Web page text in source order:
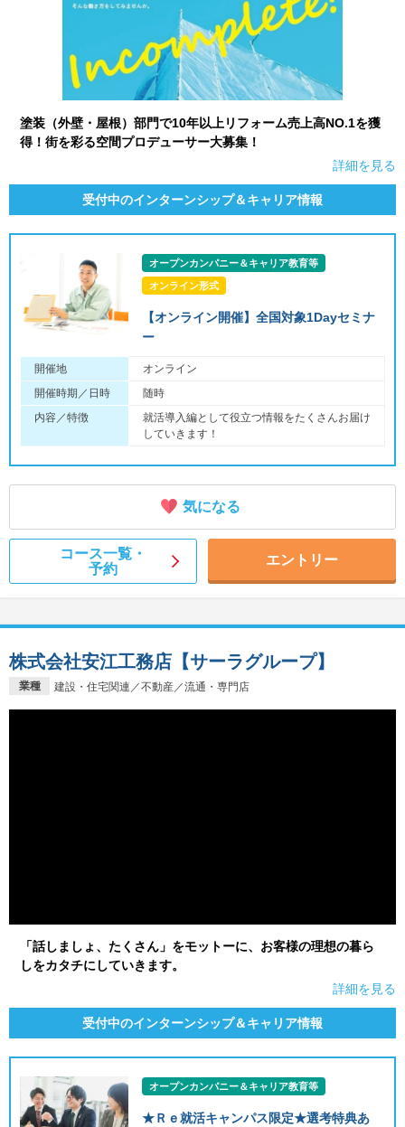
塗装（外壁・屋根）部門で10年以上リフォーム売上高NO.1を獲
得！街を彩る空間プロデューサー大募集！
詳細を見る
受付中のインターンシップ＆キャリア情報
オープンカンパニー＆キャリア教育等
オンライン形式
【オンライン開催】全国対象1Dayセミナ
ー
開催地
オンライン
開催時期／日時
随時
内容／特徴
就活導入編として役立つ情報をたくさんお届け
していきます！
気になる
コース一覧・
予約
エントリー
業種 建設・住宅関連／不動産／流通・専門店
株式会社安江工務店【サーラグループ】
「話しましょ、たくさん」をモットーに、お客様の理想の暮ら
しをカタチにしていきます。
詳細を見る
受付中のインターンシップ＆キャリア情報
オープンカンパニー＆キャリア教育等
★Ｒｅ就活キャンパス限定★選考特典あ